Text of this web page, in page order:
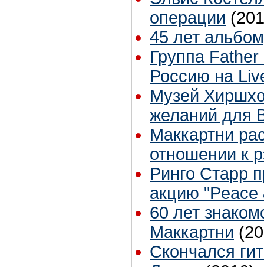
операции
45 лет
Группа Father
Россию на
Музей
желаний для
Маккартни
отношении к
Ринго Старр
акцию "Peace
60 лет
Маккартни
Скончался